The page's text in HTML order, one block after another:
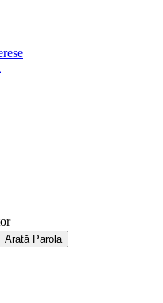
Arată Parola